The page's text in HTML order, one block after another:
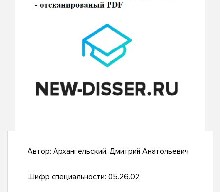
Автор: Архангельский, Дмитрий Анатольевич
Шифр специальности: 05.26.02